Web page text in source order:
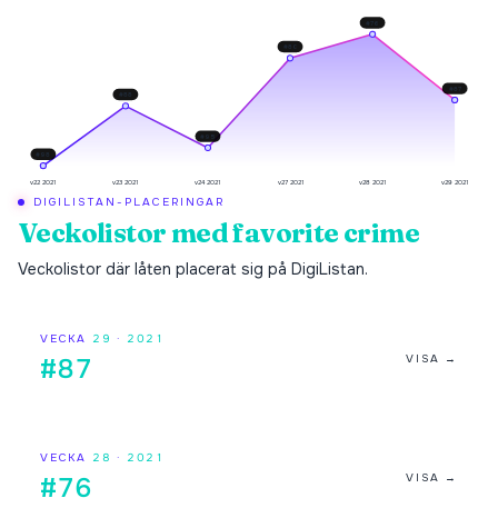
# 98
# 88
# 95
# 80
# 76
# 87
v22 2021 v23 2021 v24 2021 v27 2021 v28 2021 v29 2021
DIGILISTAN-PLACERINGAR
Veckolistor medfavorite crime
Veckolistor där låten placerat sig på DigiListan.
VECKA 29 · 2021
#87 VISA →
VECKA 28 · 2021
#76 VISA →